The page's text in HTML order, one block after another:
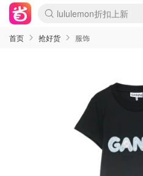
lululemon折扣上新
Sasa美妆护肤3.5折
SSENSE年中3折
FreshBeauty好价汇总
Cettire降价+叠9折
WWS Coles超市实拍
viagogo二手票捡漏
Myer超级周末1折
The Outnet奢牌1折起
David Jones 3折起
Flannels大牌1折
Perfumes Club护肤1折
AMIRO返校季6.2折
Amazon折扣汇总
eToro入金$200送$50
Amazon数码好物
ICONIC本周7.5折
ThedoubleF高奢地板价
Moose Knuckles 6折
丝芙兰5折起
EUFY官网3.7折起
Selenichast首饰2折
Trip机票酒店促销
YSL送5件彩妆礼
Amazon家居好物
Amazon美妆护肤
雅漾大喷$8
过敏原检测盒$33
伊索独家赠50ml沐浴露
科颜氏清仓3折
SEALIFE海洋馆门票6折
丝塔芙大白罐$16
订阅Newsletter送香薰
Cult Beauty 6.8折
Harrods圣诞日历2.3折
LN-CC奢牌私促3折
d'Alba空姐喷雾$16
EVE LOM套装逆天2折
Bernardelli独家4折
Adore Beauty 6折起
CT圣诞日历
Mytheresa奢品2.7折
Luxury Escapes 9折
Currentbody美容仪9折
MOON Garden Live
Roborock扫地机3.7折
Tingo Life水杯$24
Valentino官网5折
CR洗发护发6.3折
修丽可套装7.4折
Myer彩妆2件7折
GANNI官网4.5折
Stylevana韩妆4折
Tessabit高奢8.5折
OGX洗护4折
Amazon阿德莱德次日达
卡诗8.5折+赠礼
Philips Hue灯具8折
首页 抢好货 服饰